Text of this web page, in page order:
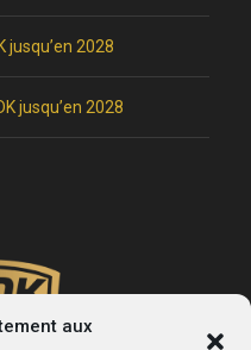
aux
jusqu’en 2028
jusqu’en 2028